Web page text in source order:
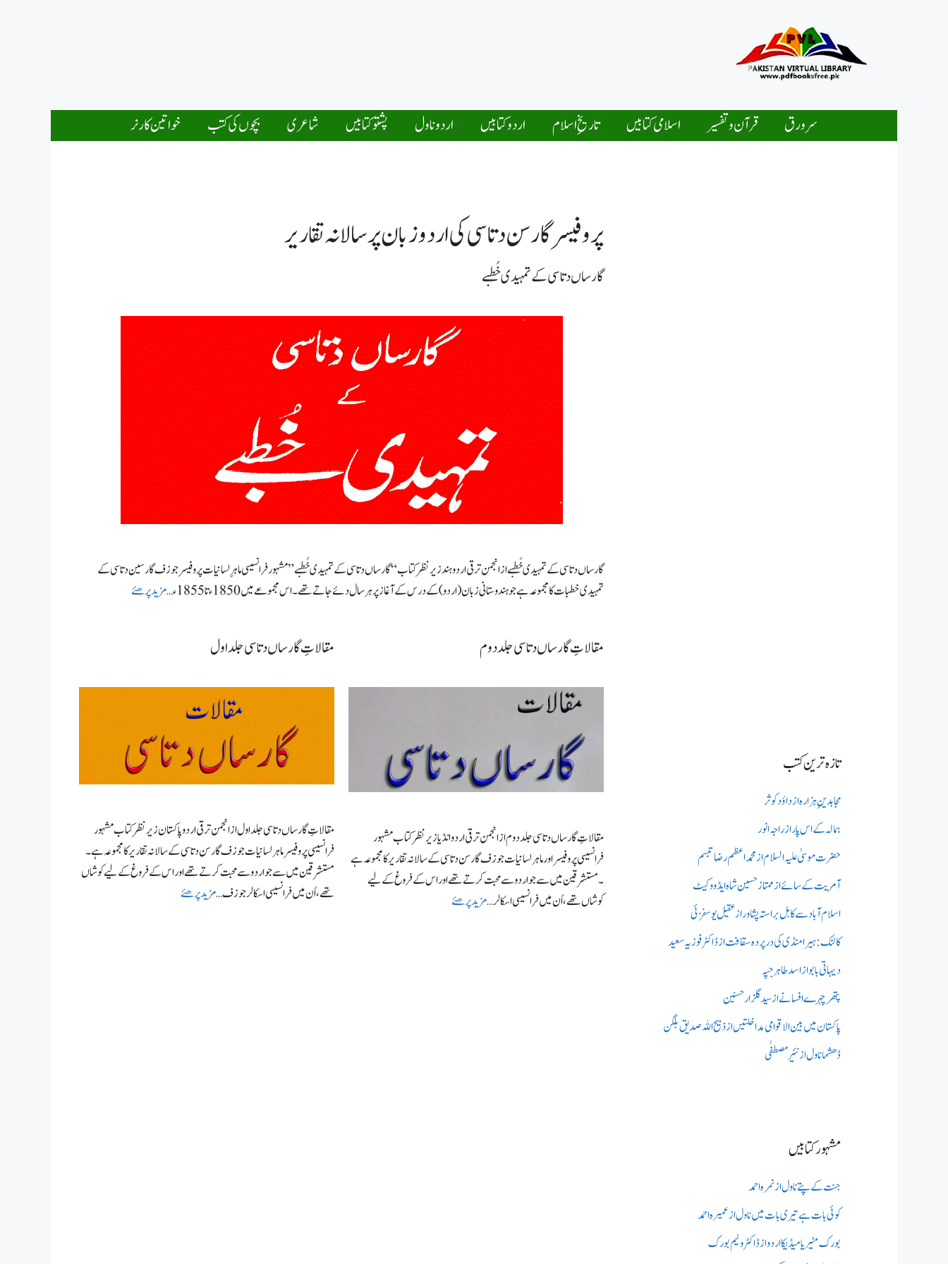
سرورق قرآن و تفسیر اسلامی کتابیں تاریخِ اسلام اردو کتابیں اردو ناول پشتو کتابیں شاعری بچوں کی کتب خواتین کارنر
پروفیسر گارسن دتاسی کی اردو زبان پر سالانہ تقاریر
گارساں دتاسی کے تمہیدی خُطبے
گارساں دتاسی کے تمہیدی خُطبے از انجمن ترقی اردو ہند زیرنظر کتاب “گارساں دتاسی کے تمہیدی خُطبے” مشہور فرانسیسی ماہرِ لسانیات پروفیسرجوزف گارسین دتاسی کے
تمہیدی خطبات کا مجموعہ ہے جو ہندوستانی زبان (اردو) کے درس کے آغاز پر ہر سال دئے جاتے تھے۔ اس مجموعے میں 1850ء تا 1855ء …
مزید پرھئے
مقالاتِ گارساں دتاسی جلد دوم
مقالاتِ گارساں دتاسی جلد دوم از انجمن ترقی اردو انڈیا زیر نظر کتاب مشہور
فرانسیسی پروفیسر اور ماہر لسانیات جوزف گارسن دتاسی کے سالانہ تقاریر کا مجموعہ ہے
۔ مستشرقین میں سے جو اردو سے محبت کرتے تھے اور اس کے فروغ کے لیے
کوشاں تھے، اُن میں فرانسیسی اسکالر …مزید پرھئے
مقالاتِ گارساں دتاسی جلد اول
مقالاتِ گارساں دتاسی جلد اول از انجمن ترقی اردو پاکستان زیر نظر کتاب مشہور
فرانسیسی پروفیسر ماہر لسانیات جوزف گارسن دتاسی کے سالانہ تقاریر کا مجموعہ ہے ۔
مستشرقین میں سے جو اردو سے محبت کرتے تھے اور اس کے فروغ کے لیے کوشاں
تھے، اُن میں فرانسیسی اسکالر جوزف …مزید پرھئے
تازہ ترین کتب
مجاہدینِ ہزارہ از داؤد کوثر
ہمالہ کے اس پار از راجہ انور
حضرت موسیٰ علیہ السلام از محمد اعظم رضا تبسم
آمریت کے سائے از ممتاز حسین شاہ ایڈووکیٹ
اسلام آباد سے کابل براستہ پشاور از عقیل یوسفزئی
کالنک: ہیرا منڈی کی در پردہ سقافت از ڈاکٹر فوزیہ سعید
دیہاتی بابو از اسد طاہر جپہ
پتھر چہرے افسانے از سید گلزار حسنین
پاکستان میں بین الاقوامی مداخلتیں از ذبیح اللہ صدیق بلگن
ڈھشما ناول از نئیر مصطفٰی
مشہور کتابیں
جنت کے پتے ناول از نمرہ احمد
کوئی بات ہے تیری بات میں ناول از عمیرہ احمد
بورک مٹیریا میڈیکااردو از ڈاکٹر ولیم بورک